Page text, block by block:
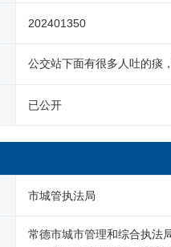
202401350
公交站下面有很多人吐的痰
已公开
市城管执法局
常德市城市管理和综合执法